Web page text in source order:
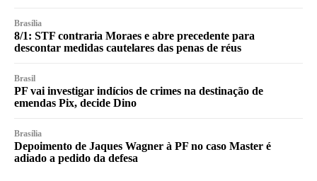
Brasília
8/1: STF contraria Moraes e abre precedente para
descontar medidas cautelares das penas de réus
Brasil
PF vai investigar indícios de crimes na destinação de
emendas Pix, decide Dino
Brasília
Depoimento de Jaques Wagner à PF no caso Master é
adiado a pedido da defesa